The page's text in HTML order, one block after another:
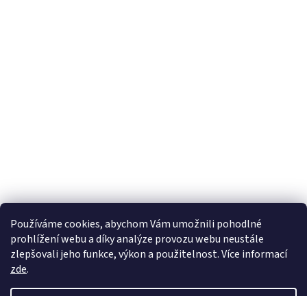
Používáme cookies, abychom Vám umožnili pohodlné
prohlížení webu a díky analýze provozu webu neustále
zlepšovali jeho funkce, výkon a použitelnost. Více informací
zde.